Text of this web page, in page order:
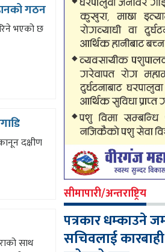
गठन
भएको छ
दक्षीण
साथ
सीमापारी/अन्तराष्ट्रिय
पत्रकार धम्काउने
सचिवलाई